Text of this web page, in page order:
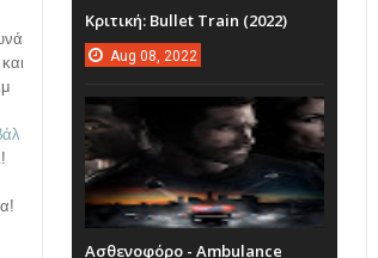
Κριτική: Bullet Train (2022)
Aug 08, 2022
Ασθενοφόρο - Ambulance